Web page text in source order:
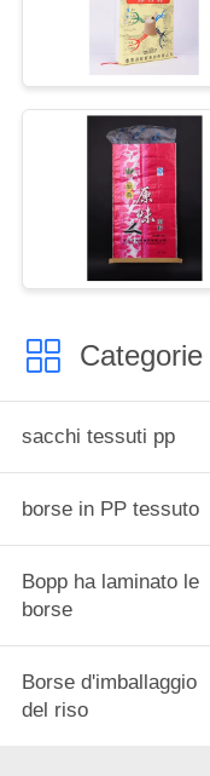
sacchi tessuti pp
borse in PP tessuto
Bopp ha laminato le
borse
Borse d'imballaggio
del riso